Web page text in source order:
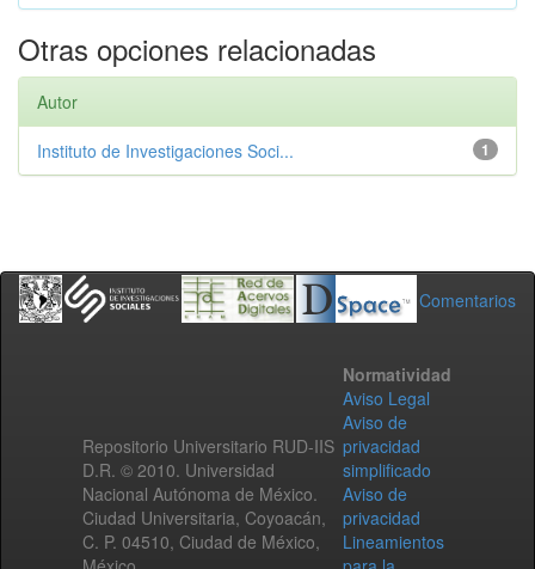
Otras opciones relacionadas
Autor
1
Instituto de Investigaciones Soci...
Comentarios
Repositorio Universitario RUD-IIS
D.R. © 2010. Universidad
Nacional Autónoma de México.
Ciudad Universitaria, Coyoacán,
C. P. 04510, Ciudad de México,
Normatividad
Aviso Legal
Aviso de
privacidad
simplificado
Aviso de
privacidad
Lineamientos